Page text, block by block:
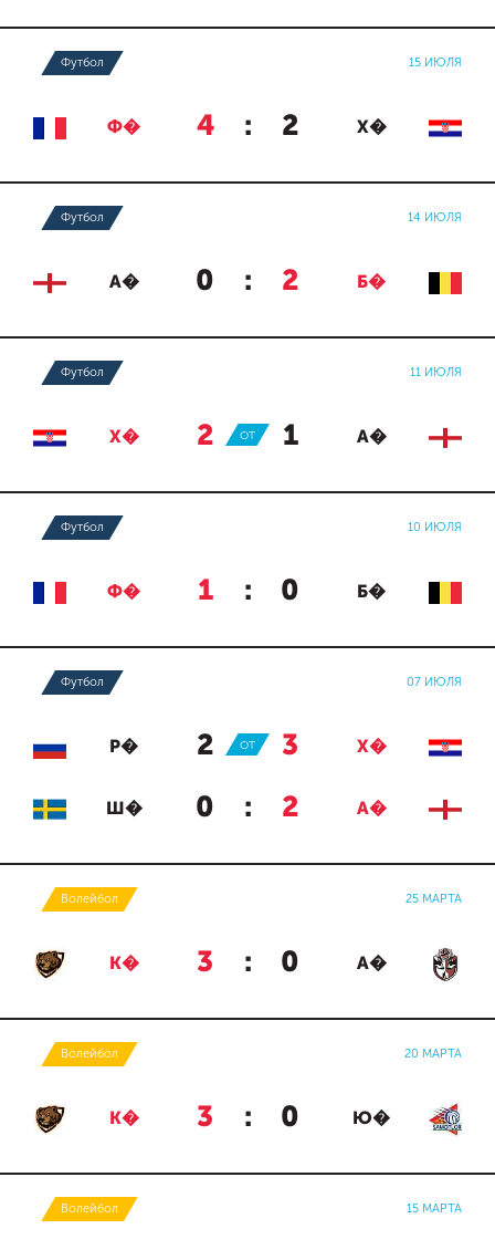
Футбол 15 ИЮЛЯ
Ф� 4 : 2 Х�
Футбол 14 ИЮЛЯ
А� 0 : 2 Б�
Футбол 11 ИЮЛЯ
Х� 2 : 1 А�
ОТ
Футбол 10 ИЮЛЯ
Ф� 1 : 0 Б�
Футбол 07 ИЮЛЯ
Р� 2 : 3 Х�
ОТ
Ш� 0 : 2 А�
Волейбол 25 МАРТА
К� 3 : 0 А�
Волейбол 20 МАРТА
К� 3 : 0 Ю�
Волейбол 15 МАРТА